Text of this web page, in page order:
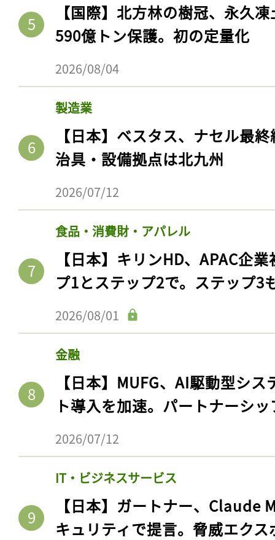
【国際】北方林の樹冠、永久
590億トン保護。初の定量化
2026/08/04
製造業
【日本】ベスタス、ナセル最
治具・設備拠点は北九州
2026/07/12
食品・消費財・アパレル
【日本】キリンHD、APAC企
プ1とステップ2で。ステップ3
2026/08/01
金融
【日本】MUFG、AI駆動型シ
ト導入を加速。パートナーシ
2026/07/12
IT・ビジネスサービス
【日本】ガートナー、Claude
キュリティで提言。脅威エク
記事をお気に入りに
ログイン